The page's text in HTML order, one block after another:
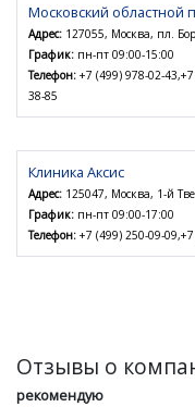
Московский областной
Адрес: 127055, Москва, пл.
График: пн-пт 09:00-15:00
Телефон: +7 (499) 978-02-
38-85
Клиника Аксис
Адрес: 125047, Москва, 1-й
График: пн-пт 09:00-17:00
Телефон: +7 (499) 250-09-
Отзывы о
рекомендую